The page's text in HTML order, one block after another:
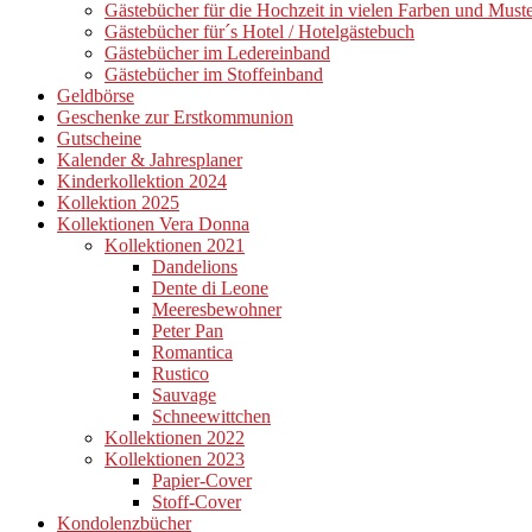
Gästebücher für die Hochzeit in vielen Farben und
Gästebücher für´s Hotel / Hotelgästebuch
Gästebücher im Ledereinband
Gästebücher im Stoffeinband
Geldbörse
Geschenke zur Erstkommunion
Gutscheine
Kalender & Jahresplaner
Kinderkollektion 2024
Kollektion 2025
Kollektionen Vera Donna
Kollektionen 2021
Dandelions
Dente di Leone
Meeresbewohner
Peter Pan
Romantica
Rustico
Sauvage
Schneewittchen
Kollektionen 2022
Kollektionen 2023
Papier-Cover
Stoff-Cover
Kondolenzbücher